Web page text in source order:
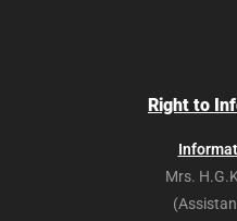
Right to
Mrs.